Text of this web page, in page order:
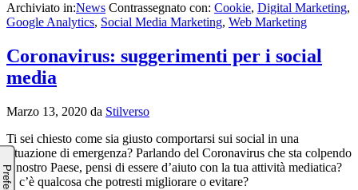
Archiviato in:News Contrassegnato con: Cookie, Digital Marketing,
Google Analytics, Social Media Marketing, Web Marketing
Coronavirus: suggerimenti per i social
media
Marzo 13, 2020 da Stilverso
Ti sei chiesto come sia giusto comportarsi sui social in una
situazione di emergenza? Parlando del Coronavirus che sta colpendo
il nostro Paese, pensi di essere d’aiuto con la tua attività mediatica?
O c’è qualcosa che potresti migliorare o evitare?